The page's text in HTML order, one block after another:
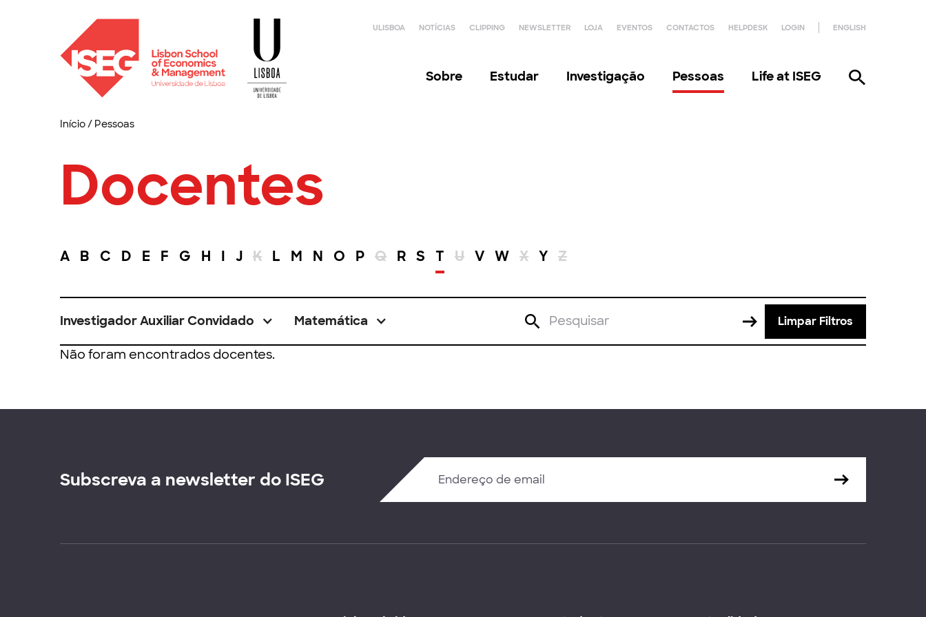
ULISBOA NOTÍCIAS CLIPPING NEWSLETTER LOJA EVENTOS CONTACTOS HELPDESK LOGIN ENGLISH
Sobre Estudar Investigação Pessoas Life at ISEG
Início/ Pessoas
Docentes
A B C D E F G H I J K L M N O P Q R S T U V W X Y Z
Investigador Auxiliar Convidado Matemática Limpar Filtros
Não foram encontrados docentes.
Subscreva a newsletter do ISEG